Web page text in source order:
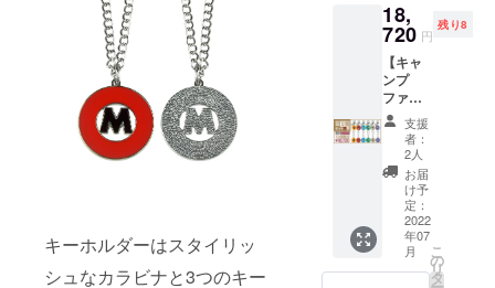
キーホルダーはスタイリッ
シュなカラビナと3つのキー
給状
況・製
造工程
上の都
合等に
より出
荷時期
が遅れ
る場合
がござ
いま
す。
ムタイ
プ／
キーホ
ルダー
タイプ
※仕様・
デザイ
ンにつ
いては
予告な
く変更
になる
場合が
ござい
ます。
※ご注文
¥11,700
(送料・
税込)の
とこ
ろ、
¥10,530
(送料・
税込)で
ご提供
いたし
ます。
【路
線】
G→銀座
線 M→
丸ノ内
ム／
キーホ
ルダー
の2種か
ら、ど
ちらか
の種類
をお選
びいた
だける6
路線コ
ンプ
リート
セット
です。
通常販
18,
720 円
残り8
【キャ
ンプ
ファイ
ヤー完
全コン
プリー
トセッ
ト早割
特価】
先着10
名限
定、本
体
支援
者：
2人
お届
け予
定：
2022
年07
月
こ
の
リ
タ